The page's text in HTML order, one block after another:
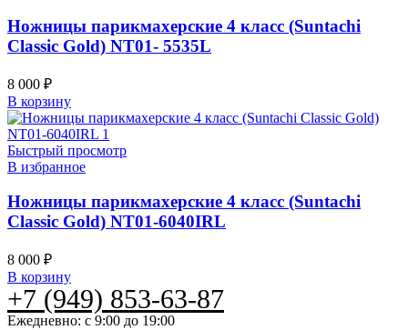
Ножницы парикмахерские 4 класс (Suntachi
Classic Gold) NT01- 5535L
8 000 ₽
В корзину
Быстрый просмотр
В избранное
Ножницы парикмахерские 4 класс (Suntachi
Classic Gold) NT01-6040IRL
8 000 ₽
В корзину
+7 (949) 853-63-87
Ежедневно: с 9:00 до 19:00